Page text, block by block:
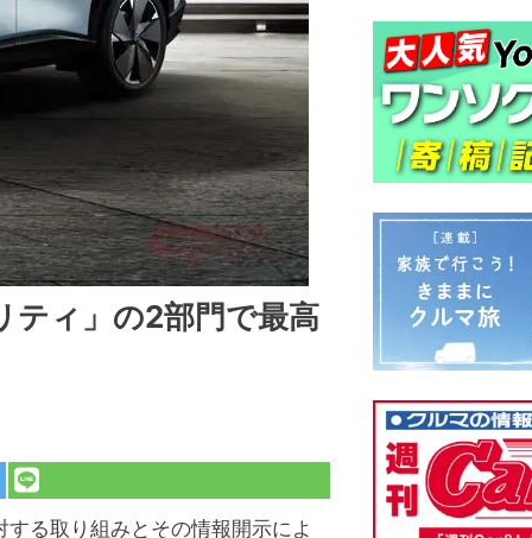
ティ」の2部門で最高
る取り組みとその情報開示によ